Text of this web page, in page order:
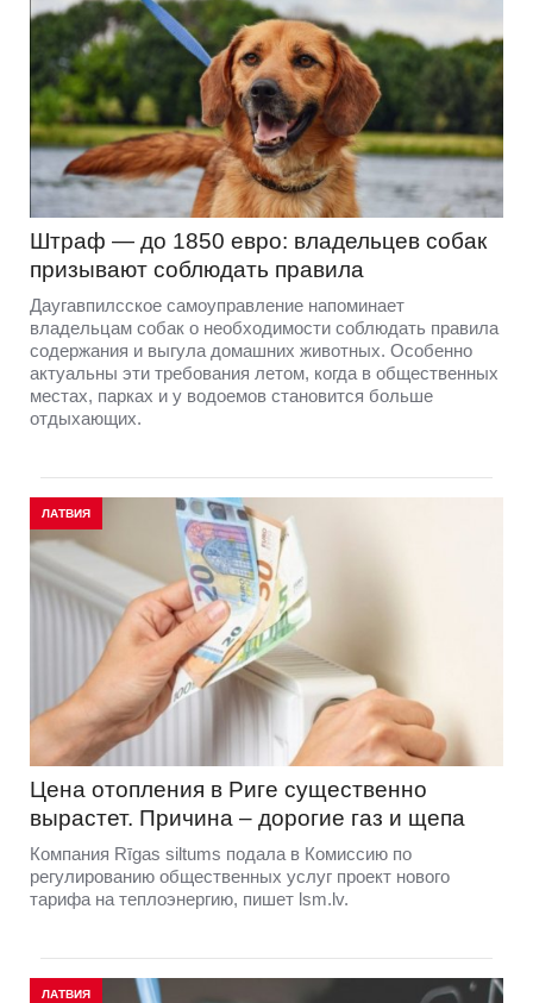
Штраф — до 1850 евро: владельцев собак
призывают соблюдать правила
Даугавпилсское самоуправление напоминает
владельцам собак о необходимости соблюдать правила
содержания и выгула домашних животных. Особенно
актуальны эти требования летом, когда в общественных
местах, парках и у водоемов становится больше
отдыхающих.
ЛАТВИЯ
Цена отопления в Риге существенно
вырастет. Причина – дорогие газ и щепа
Компания Rīgas siltums подала в Комиссию по
регулированию общественных услуг проект нового
тарифа на теплоэнергию, пишет lsm.lv.
ЛАТВИЯ